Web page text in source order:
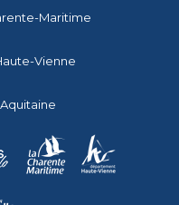
Maritime
Vienne